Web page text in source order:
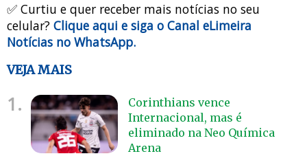
✅ Curtiu e quer receber mais notícias no seu
celular? Clique aqui e siga o Canal eLimeira
Notícias no WhatsApp.
VEJA MAIS
1.
Corinthians vence
Internacional, mas é
eliminado na Neo Química
Arena